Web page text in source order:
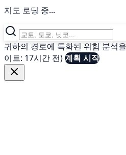
지도 로딩 중...
귀하의 경로에 특화된 위험 분석
이트: 17시간 전)계획 시작